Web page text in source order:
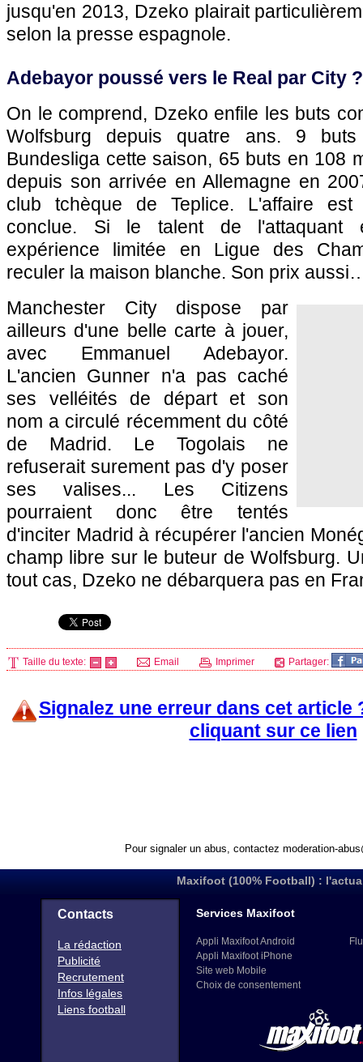
jusqu'en 2013, Dzeko plairait
selon la presse espagnole.
Adebayor poussé vers le Real par City ?
On le comprend, Dzeko enfile les buts
Wolfsburg depuis quatre ans. 9
Bundesliga cette saison, 65 buts en 108
depuis son arrivée en Allemagne en
club tchèque de Teplice. L'affaire est
conclue. Si le talent de l'attaquant
expérience limitée en Ligue des
reculer la maison blanche. Son prix
Manchester City dispose par
ailleurs d'une belle carte à jouer,
avec Emmanuel Adebayor.
L'ancien Gunner n'a pas caché
ses velléités de départ et son
nom a circulé récemment du côté
de Madrid. Le Togolais ne
refuserait surement pas d'y poser
ses valises... Les Citizens
pourraient donc être tentés
d'inciter Madrid à récupérer l'ancien
champ libre sur le buteur de Wolfsburg.
tout cas, Dzeko ne débarquera pas en
Taille du texte: Email Imprimer Partager:
Signalez une erreur dans cet article
cliquant sur ce lien
Pour signaler un abus, contactez moderation-
Maxifoot (100% Football) :
Contacts
La rédaction
Publicité
Recrutement
Infos légales
Liens football
Services Maxifoot
Appli Maxifoot Android
Appli Maxifoot iPhone
Site web Mobile
Choix de consentement